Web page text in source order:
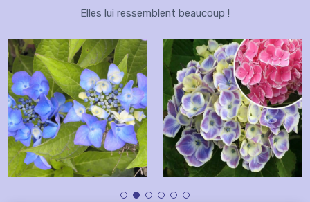
Elles lui ressemblent beaucoup !